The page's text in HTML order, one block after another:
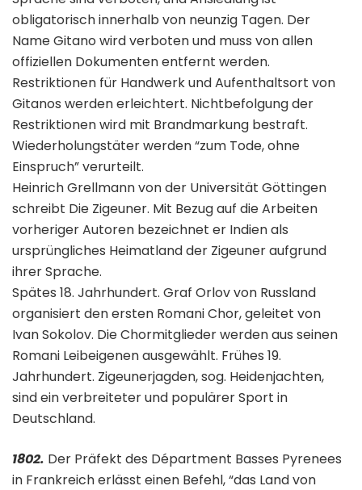
obligatorisch innerhalb von neunzig Tagen. Der
Name Gitano wird verboten und muss von allen
offiziellen Dokumenten entfernt werden.
Restriktionen für Handwerk und Aufenthaltsort von
Gitanos werden erleichtert. Nichtbefolgung der
Restriktionen wird mit Brandmarkung bestraft.
Wiederholungstäter werden “zum Tode, ohne
Einspruch” verurteilt.
Heinrich Grellmann von der Universität Göttingen
schreibt Die Zigeuner. Mit Bezug auf die Arbeiten
vorheriger Autoren bezeichnet er Indien als
ursprüngliches Heimatland der Zigeuner aufgrund
ihrer Sprache.
Spätes 18. Jahrhundert. Graf Orlov von Russland
organisiert den ersten Romani Chor, geleitet von
Ivan Sokolov. Die Chormitglieder werden aus seinen
Romani Leibeigenen ausgewählt. Frühes 19.
Jahrhundert. Zigeunerjagden, sog. Heidenjachten,
sind ein verbreiteter und populärer Sport in
Deutschland.
1802. Der Präfekt des Départment Basses Pyrenees
in Frankreich erlässt einen Befehl, “das Land von